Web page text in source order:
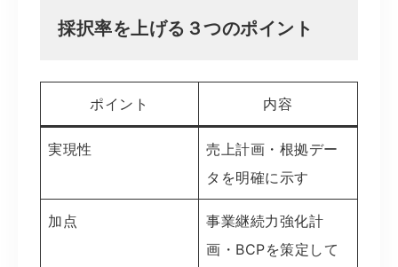
採択率を上げる３つのポイント
ポイント 内容
実現性
売上計画・根拠デー
タを明確に示す
加点
事業継続力強化計
画・BCPを策定して